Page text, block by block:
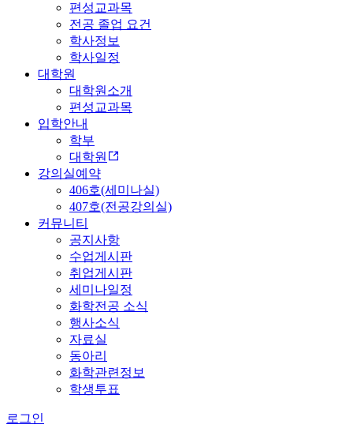
편성교과목
전공 졸업 요건
학사정보
학사일정
대학원
대학원소개
편성교과목
입학안내
학부
대학원
강의실예약
406호(세미나실)
407호(전공강의실)
커뮤니티
공지사항
수업게시판
취업게시판
세미나일정
화학전공 소식
행사소식
자료실
동아리
화학관련정보
학생투표
로그인